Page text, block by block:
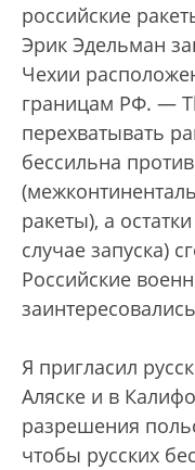
российские
Эрик Эдельман
Чехии
границам РФ. —
перехватывать
бессильна
ракеты), а
случае запуска)
Российские
Я пригласил
Аляске и в
разрешения
чтобы русских